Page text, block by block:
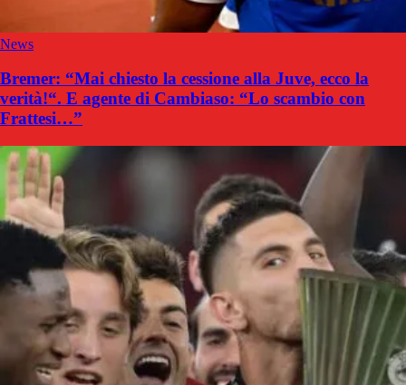
News
Bremer: “Mai chiesto la cessione alla Juve, ecco la
verità!“. E agente di Cambiaso: “Lo scambio con
Frattesi…”